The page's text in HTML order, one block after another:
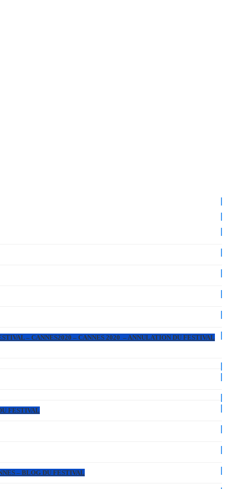
– CANNES2020 – CANNES 2020 – ANNULATION DU FESTIVAL
FESTIVAL
– BLOG DU FESTIVAL